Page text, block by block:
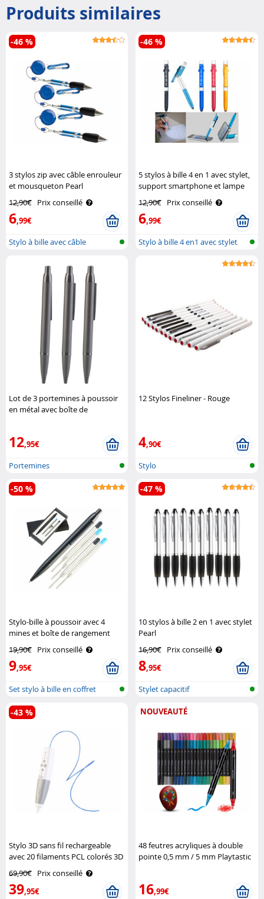
Produits similaires
3 stylos zip avec câble enrouleur
et mousqueton Pearl
12,90€ Prix conseillé
6,99€
-46 %
Stylo à bille avec câble
5 stylos à bille 4 en 1 avec stylet,
support smartphone et lampe
12,90€ Prix conseillé
6,99€
-46 %
Stylo à bille 4 en1 avec stylet
Lot de 3 portemines à poussoir
en métal avec boîte de
12,95€
Portemines
12 Stylos Fineliner - Rouge
4,90€
Stylo
Stylo-bille à poussoir avec 4
mines et boîte de rangement
19,90€ Prix conseillé
9,95€
-50 %
Set stylo à bille en coffret
cadeau
10 stylos à bille 2 en 1 avec stylet
Pearl
16,90€ Prix conseillé
8,95€
-47 %
Stylet capacitif
Stylo 3D sans fil rechargeable
avec 20 filaments PCL colorés 3D
69,90€ Prix conseillé
39,95€
-43 % NOUVEAUTÉ
48 feutres acryliques à double
pointe 0,5 mm / 5 mm Playtastic
16,99€